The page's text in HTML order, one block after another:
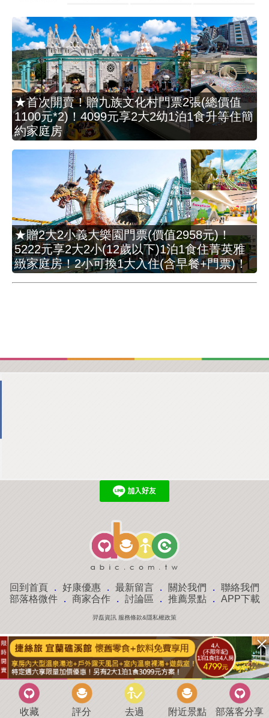
★首次開賣！贈九族文化村門票2張(總價值
1100元*2)！4099元享2大2幼1泊1食升等住簡
約家庭房
★贈2大2小義大樂園門票(價值2958元)！
5222元享2大2小(12歲以下)1泊1食住菁英雅
緻家庭房！2小可換1大入住(含早餐+門票)！
回到首頁 ． 好康優惠 ． 最新留言 ． 關於我們 ． 聯絡我們
部落格微件． 商家合作． 討論區 ． 推薦景點． APP下載
羿磊資訊 服務條款&隱私權政策
收藏 評分 去過 附近景點 部落客分享